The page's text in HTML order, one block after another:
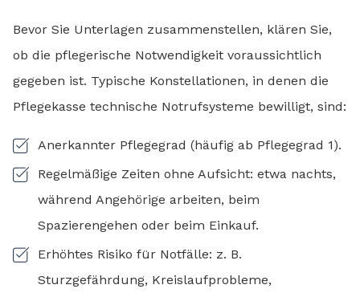
Bevor Sie Unterlagen zusammenstellen, klären Sie,
ob die pflegerische Notwendigkeit voraussichtlich
gegeben ist. Typische Konstellationen, in denen die
Pflegekasse technische Notrufsysteme bewilligt, sind:
Anerkannter Pflegegrad (häufig ab Pflegegrad 1).
Regelmäßige Zeiten ohne Aufsicht: etwa nachts,
während Angehörige arbeiten, beim
Spazierengehen oder beim Einkauf.
Erhöhtes Risiko für Notfälle: z. B.
Sturzgefährdung, Kreislaufprobleme,